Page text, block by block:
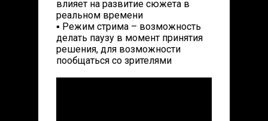
влияет на развитие сюжета в
реальном времени
▪ Режим стрима – возможность
делать паузу в момент принятия
решения, для возможности
пообщаться со зрителями